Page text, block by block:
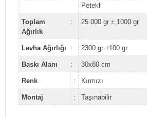
Petekli
Toplam
Ağırlık
: 25.000 gr ± 1000 gr
Levha Ağırlığı : 2300 gr ±100 gr
Baskı Alanı : 30x80 cm
Renk : Kırmızı
Montaj : Taşınabilir